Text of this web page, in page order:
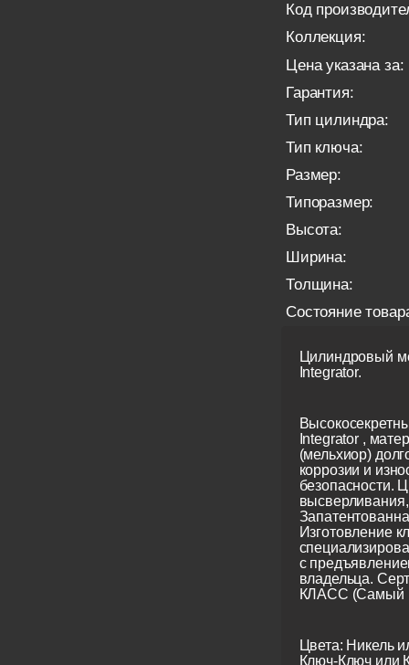
Код
Коллекция:
Цена указана за:
Гарантия:
Тип цилиндра:
Тип ключа:
Размер:
Типоразмер:
Высота:
Ширина:
Толщина:
Состояние
Цилиндровый
Integrator.
Integrator ,
(мельхиор)
коррозии и
безопасности.
Изготовление
с
владельца.
КЛАСС (Самый
Цвета: Никель
Ключ-Ключ или